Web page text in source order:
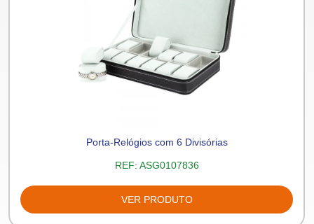
Porta-Relógios com 6 Divisórias
REF: ASG0107836
VER PRODUTO